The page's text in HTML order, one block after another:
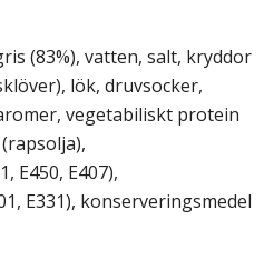
(83%), vatten, salt, kryddor
lök, druvsocker,
vegetabiliskt protein
E450, E407),
E331), konserveringsmedel